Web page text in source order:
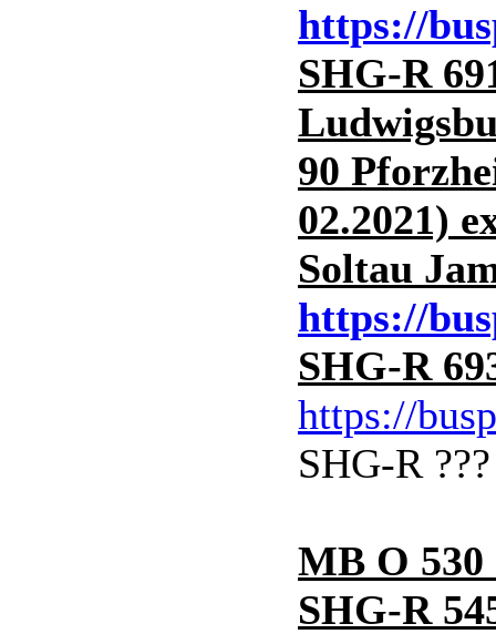
https://
SHG-R
90
02.2021)
Soltau
https://
SHG-R
https://
SHG-R
MB O
SHG-R